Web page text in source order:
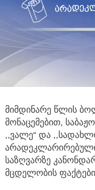
მიმდინარე წლის
მონაცემებით,
,,ვალე“ და
არადეკლარირებული
საზღვარზე
მცდელობის